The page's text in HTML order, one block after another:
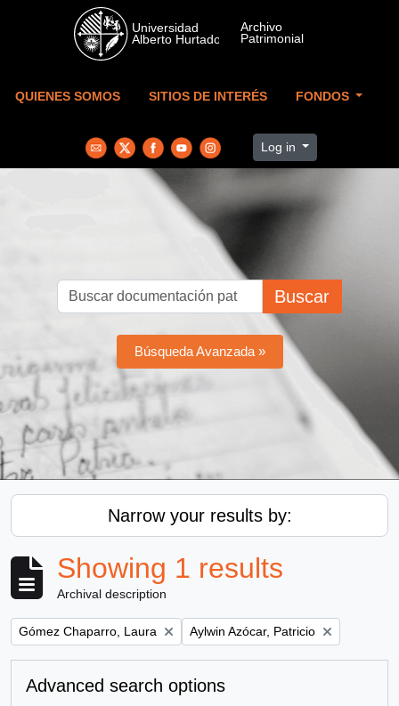
Skip to main content
QUIENES SOMOS SITIOS DE INTERÉS FONDOS
Log in
Buscar
Búsqueda Avanzada »
Narrow your results by:
Showing 1 results
Archival description
Remove filter:
Gómez Chaparro, Laura Remove filter:
Aylwin Azócar, Patricio
Advanced search options